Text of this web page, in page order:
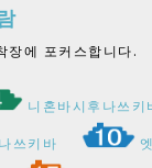
장에 포커스합니다.
니혼바시후나쓰키
쓰키바